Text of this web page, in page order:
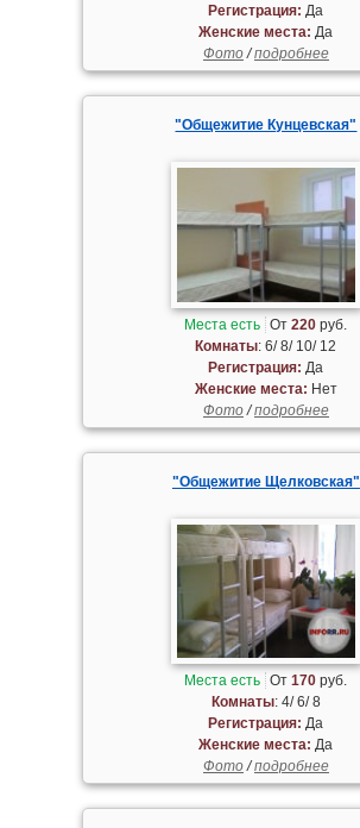
Регистрация: Да
Женские места: Да
Фото/подробнее
"Общежитие Кунцевская"
Места есть От220 руб.
Комнаты: 6/ 8/ 10/ 12
Регистрация: Да
Женские места: Нет
Фото/подробнее
"Общежитие Щелковская"
Места есть От170 руб.
Комнаты: 4/ 6/ 8
Регистрация: Да
Женские места: Да
Фото/подробнее